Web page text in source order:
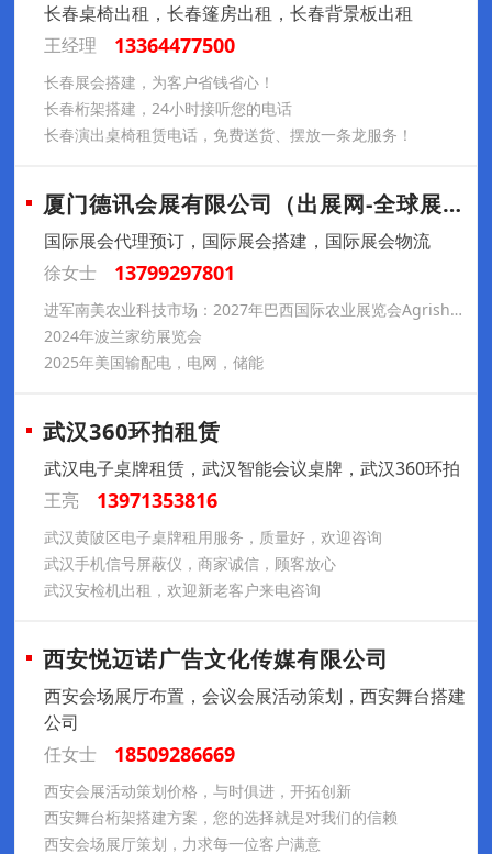
长春桌椅出租，长春篷房出租，长春背景板出租
王经理
13364477500
长春展会搭建，为客户省钱省心！
长春桁架搭建，24小时接听您的电话
长春演出桌椅租赁电话，免费送货、摆放一条龙服务！
厦门德讯会展有限公司（出展网-全球展会预
国际展会代理预订，国际展会搭建，国际展会物流
徐女士
13799297801
进军南美农业科技市场：2027年巴西国际农业展览会Agrishow参展推荐
2024年波兰家纺展览会
2025年美国输配电，电网，储能
武汉360环拍租赁
武汉电子桌牌租赁，武汉智能会议桌牌，武汉360环拍
王亮
13971353816
武汉黄陂区电子桌牌租用服务，质量好，欢迎咨询
武汉手机信号屏蔽仪，商家诚信，顾客放心
武汉安检机出租，欢迎新老客户来电咨询
西安悦迈诺广告文化传媒有限公司
西安会场展厅布置，会议会展活动策划，西安舞台搭建
公司
任女士
18509286669
西安会展活动策划价格，与时俱进，开拓创新
西安舞台桁架搭建方案，您的选择就是对我们的信赖
西安会场展厅策划，力求每一位客户满意